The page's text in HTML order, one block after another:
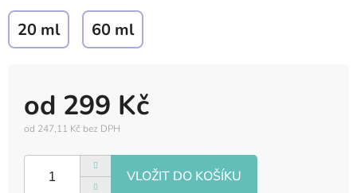
od 299 Kč
od 247,11 Kč bez DPH
cena:
20 ml 60 ml